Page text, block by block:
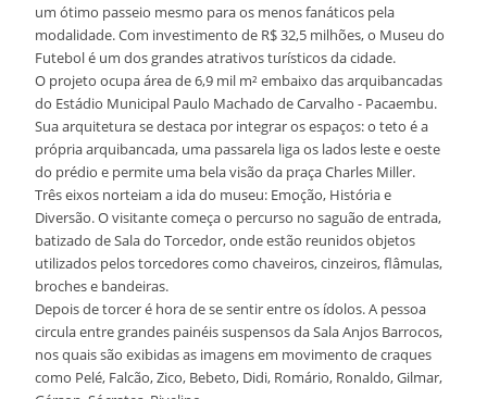
um ótimo passeio mesmo para os menos fanáticos pela
modalidade. Com investimento de R$ 32,5 milhões, o Museu do
Futebol é um dos grandes atrativos turísticos da cidade.
O projeto ocupa área de 6,9 mil m² embaixo das arquibancadas
do Estádio Municipal Paulo Machado de Carvalho - Pacaembu.
Sua arquitetura se destaca por integrar os espaços: o teto é a
própria arquibancada, uma passarela liga os lados leste e oeste
do prédio e permite uma bela visão da praça Charles Miller.
Três eixos norteiam a ida do museu: Emoção, História e
Diversão. O visitante começa o percurso no saguão de entrada,
batizado de Sala do Torcedor, onde estão reunidos objetos
utilizados pelos torcedores como chaveiros, cinzeiros, flâmulas,
broches e bandeiras.
Depois de torcer é hora de se sentir entre os ídolos. A pessoa
circula entre grandes painéis suspensos da Sala Anjos Barrocos,
nos quais são exibidas as imagens em movimento de craques
como Pelé, Falcão, Zico, Bebeto, Didi, Romário, Ronaldo, Gilmar,